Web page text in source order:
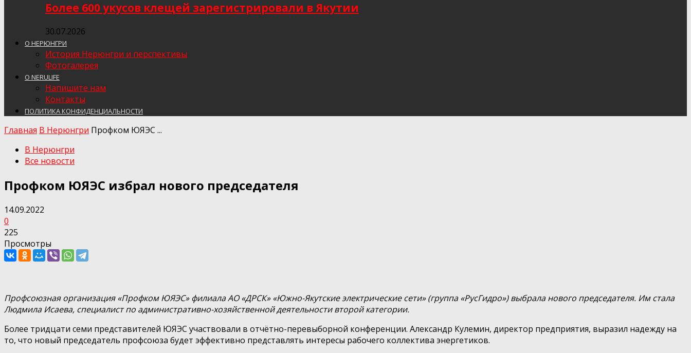
Более 600 укусов клещей зарегистрировали в Якутии
30.07.2026
О НЕРЮНГРИ
История Нерюнгри и перспективы
Фотогалерея
О NERULIFE
Напишите нам
Контакты
ПОЛИТИКА КОНФИДЕНЦИАЛЬНОСТИ
Главная В Нерюнгри Профком ЮЯЭС ...
В Нерюнгри
Все новости
Профком ЮЯЭС избрал нового председателя
14.09.2022
0
225
Просмотры
Профсоюзная организация «Профком ЮЯЭС» филиала АО «ДРСК» «Южно-Якутские электрические сети» (группа «РусГидро») выбрала нового председателя. Им стала
Людмила Исаева, специалист по административно-хозяйственной деятельности второй категории.
Более тридцати семи представителей ЮЯЭС участвовали в отчётно-перевыборной конференции. Александр Кулемин, директор предприятия, выразил надежду на
то, что новый председатель профсоюза будет эффективно представлять интересы рабочего коллектива энергетиков.